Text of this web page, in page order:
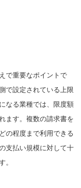
で重要なポイントで
で設定されている上限
なる業種では、限度額
ます。複数の請求書を
の程度まで利用できる
支払い規模に対して十
。